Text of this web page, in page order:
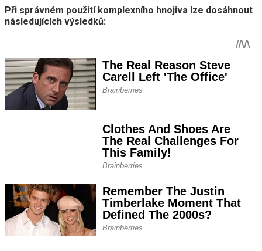
Při správném použití komplexního hnojiva lze dosáhnout
následujících výsledků: